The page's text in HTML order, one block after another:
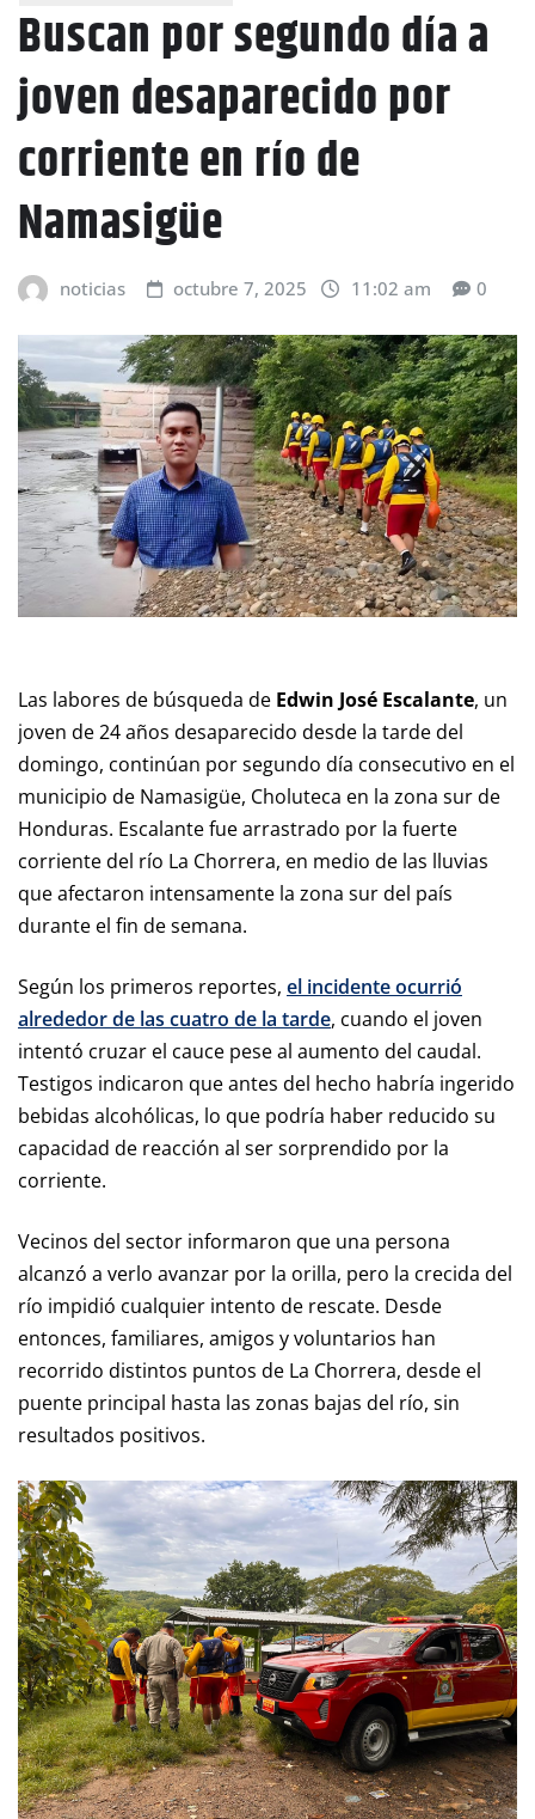
Buscan por segundo día a
joven desaparecido por
corriente en río de
Namasigüe
noticias octubre 7, 2025 11:02 am 0
Las labores de búsqueda de Edwin José Escalante, un
joven de 24 años desaparecido desde la tarde del
domingo, continúan por segundo día consecutivo en el
municipio de Namasigüe, Choluteca en la zona sur de
Honduras. Escalante fue arrastrado por la fuerte
corriente del río La Chorrera, en medio de las lluvias
que afectaron intensamente la zona sur del país
durante el fin de semana.
Según los primeros reportes, el incidente ocurrió
alrededor de las cuatro de la tarde, cuando el joven
intentó cruzar el cauce pese al aumento del caudal.
Testigos indicaron que antes del hecho habría ingerido
bebidas alcohólicas, lo que podría haber reducido su
capacidad de reacción al ser sorprendido por la
corriente.
Vecinos del sector informaron que una persona
alcanzó a verlo avanzar por la orilla, pero la crecida del
río impidió cualquier intento de rescate. Desde
entonces, familiares, amigos y voluntarios han
recorrido distintos puntos de La Chorrera, desde el
puente principal hasta las zonas bajas del río, sin
resultados positivos.